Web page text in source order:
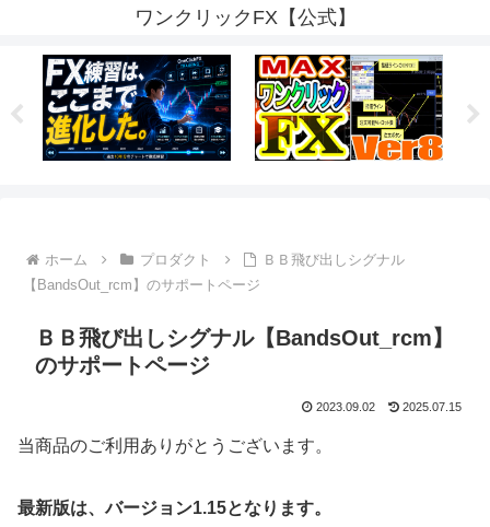
ワンクリックFX【公式】
ホーム プロダクト
ＢＢ飛び出しシグナル
【BandsOut_rcm】のサポートページ
ＢＢ飛び出しシグナル【BandsOut_rcm】
のサポートページ
2023.09.02 2025.07.15
当商品のご利用ありがとうございます。
最新版は、バージョン1.15となります。